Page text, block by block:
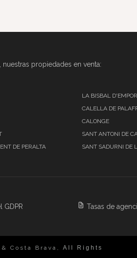
nuestras propiedades en venta:
DE PERALTA
LA BISBAL
CALELLA DE
CALONGE
SANT ANTONI DE
SANT SADURNI DE
GDPR Tasas de
Costa Brava, All Rights